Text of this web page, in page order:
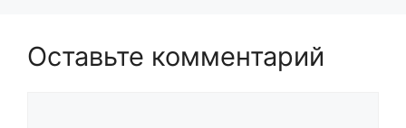
Оставьте комментарий